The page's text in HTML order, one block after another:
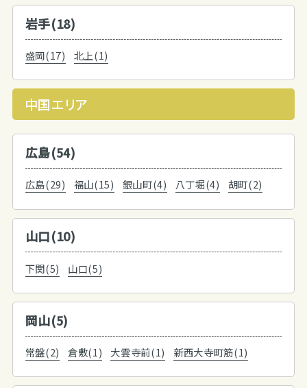
岩手(18)
盛岡(17) 北上(1)
中国エリア
広島(54)
広島(29) 福山(15) 銀山町(4) 八丁堀(4) 胡町(2)
山口(10)
下関(5) 山口(5)
岡山(5)
常盤(2) 倉敷(1) 大雲寺前(1) 新西大寺町筋(1)